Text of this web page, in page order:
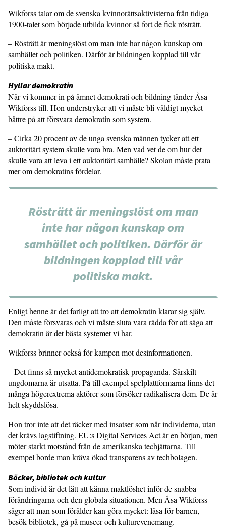
Wikforss talar om de svenska kvinnorättsaktivisterna från tidiga
1900-talet som började utbilda kvinnor så fort de fick rösträtt.
– Rösträtt är meningslöst om man inte har någon kunskap om
samhället och politiken. Därför är bildningen kopplad till vår
politiska makt.
Hyllar demokratin
När vi kommer in på ämnet demokrati och bildning tänder Åsa
Wikforss till. Hon understryker att vi måste bli väldigt mycket
bättre på att försvara demokratin som system.
– Cirka 20 procent av de unga svenska männen tycker att ett
auktoritärt system skulle vara bra. Men vad vet de om hur det
skulle vara att leva i ett auktoritärt samhälle? Skolan måste prata
mer om demokratins fördelar.
Rösträtt är meningslöst om man
inte har någon kunskap om
samhället och politiken. Därför är
bildningen kopplad till vår
politiska makt.
Enligt henne är det farligt att tro att demokratin klarar sig själv.
Den måste försvaras och vi måste sluta vara rädda för att säga att
demokratin är det bästa systemet vi har.
Wikforss brinner också för kampen mot desinformationen.
– Det finns så mycket antidemokratisk propaganda. Särskilt
ungdomarna är utsatta. På till exempel spelplattformarna finns det
många högerextrema aktörer som försöker radikalisera dem. De är
helt skyddslösa.
Hon tror inte att det räcker med insatser som når individerna, utan
det krävs lagstiftning. EU:s Digital Services Act är en början, men
möter starkt motstånd från de amerikanska techjättarna. Till
exempel borde man kräva ökad transparens av techbolagen.
Böcker, bibliotek och kultur
Som individ är det lätt att känna maktlöshet inför de snabba
förändringarna och den globala situationen. Men Åsa Wikforss
säger att man som förälder kan göra mycket: läsa för barnen,
besök bibliotek, gå på museer och kulturevenemang.